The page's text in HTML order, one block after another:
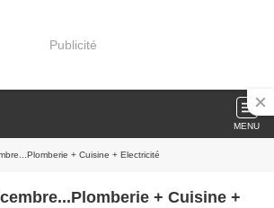
Publicité
MENU
+ Cuisine + Electricité
+ Cuisine +